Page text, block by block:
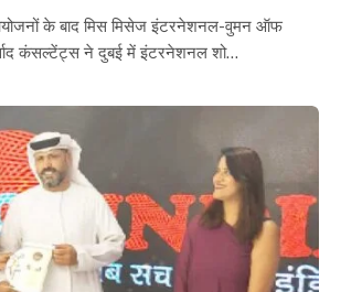
के बाद मिस मिसेज इंटरनेशनल-वुमन ऑफ
कंसल्टेंट्स ने दुबई में इंटरनेशनल शो…